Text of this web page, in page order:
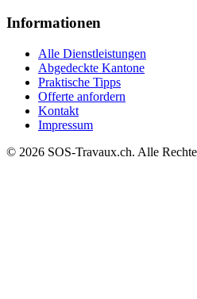
Informationen
Alle Dienstleistungen
Abgedeckte Kantone
Praktische Tipps
Offerte anfordern
Kontakt
Impressum
© 2026 SOS-Travaux.ch. Alle